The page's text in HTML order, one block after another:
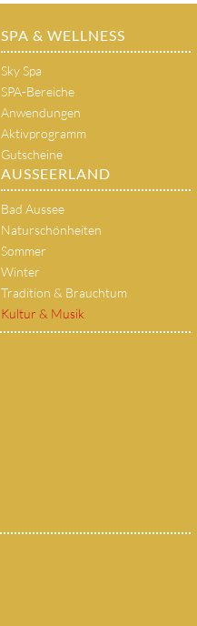
SPA & WELLNESS
Sky Spa
SPA-Bereiche
Anwendungen
Aktivprogramm
Gutscheine
AUSSEERLAND
Bad Aussee
Naturschönheiten
Sommer
Winter
Tradition & Brauchtum
Kultur & Musik